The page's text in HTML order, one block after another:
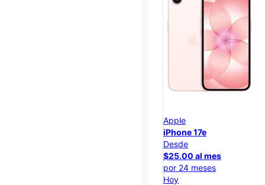
Apple
iPhone 17e
Desde
$25.00 al mes
por 24 meses
Hoy